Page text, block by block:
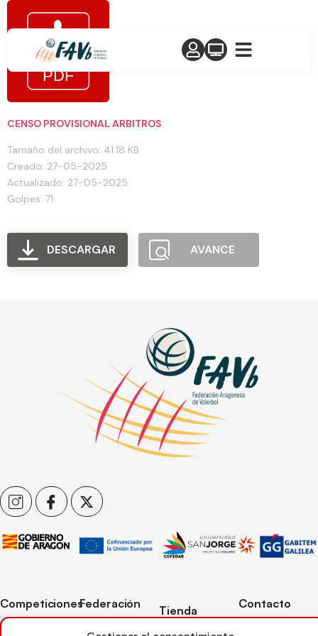
CENSO PROVISIONAL ARBITROS
Tamaño del archivo: 41.18 KB
Creado: 27-05-2025
Actualizado: 27-05-2025
Golpes: 71
DESCARGAR AVANCE
Competiciones
Competiciones
Federación
Tienda
Mi cuenta
Contacto